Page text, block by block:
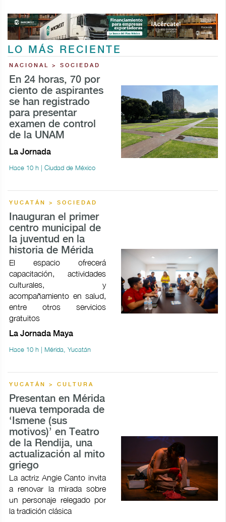
LO MÁS RECIENTE
NACIONAL > SOCIEDAD
En 24 horas, 70 por
ciento de aspirantes
se han registrado
para presentar
examen de control
de la UNAM
La Jornada
Hace 10 h | Ciudad de México
YUCATÁN > SOCIEDAD
Inauguran el primer
centro municipal de
la juventud en la
historia de Mérida
El espacio ofrecerá
capacitación, actividades
culturales, y
acompañamiento en salud,
entre otros servicios
gratuitos
La Jornada Maya
Hace 10 h | Mérida, Yucatán
YUCATÁN > CULTURA
Presentan en Mérida
nueva temporada de
‘Ismene (sus
motivos)’ en Teatro
de la Rendija, una
actualización al mito
griego
La actriz Angie Canto invita
a renovar la mirada sobre
un personaje relegado por
la tradición clásica